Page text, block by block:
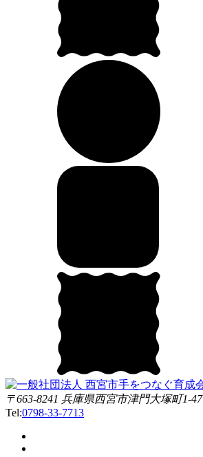
〒663-8241 兵庫県西宮市津門大塚町1-47
Tel:0798-33-7713